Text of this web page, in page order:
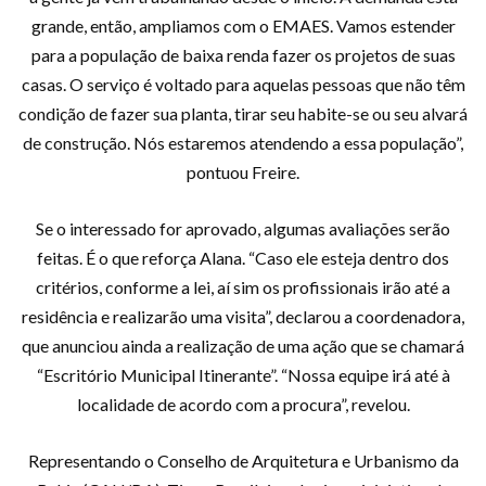
grande, então, ampliamos com o EMAES. Vamos estender
para a população de baixa renda fazer os projetos de suas
casas. O serviço é voltado para aquelas pessoas que não têm
condição de fazer sua planta, tirar seu habite-se ou seu alvará
de construção. Nós estaremos atendendo a essa população”,
pontuou Freire.
Se o interessado for aprovado, algumas avaliações serão
feitas. É o que reforça Alana. “Caso ele esteja dentro dos
critérios, conforme a lei, aí sim os profissionais irão até a
residência e realizarão uma visita”, declarou a coordenadora,
que anunciou ainda a realização de uma ação que se chamará
“Escritório Municipal Itinerante”. “Nossa equipe irá até à
localidade de acordo com a procura”, revelou.
Representando o Conselho de Arquitetura e Urbanismo da